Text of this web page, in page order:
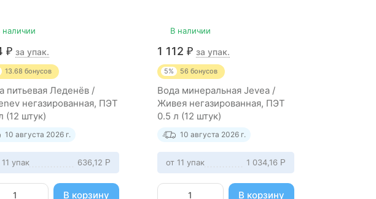
наличии
₽ за упак.
13.68 бонусов
питьевая Леденёв /
негазированная, ПЭТ
(12 штук)
10 августа 2026 г.
упак 636,12 Р
В корзину
В наличии
1 112 ₽ за упак.
5% 56 бонусов
Вода минеральная Jevea /
Живея негазированная, ПЭТ
0.5 л (12 штук)
10 августа 2026 г.
от 11 упак 1 034,16 Р
В корзину